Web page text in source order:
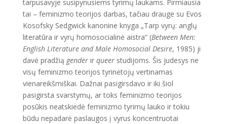
tarpusavyje susipynusiems tyrimų laukams. Pirmiausia
tai – feminizmo teorijos darbas, tačiau drauge su Evos
Kosofsky Sedgwick kanonine knyga „Tarp vyrų: anglų
literatūra ir vyrų homosocialinė aistra“ (Between Men:
English Literature and Male Homosocial Desire, 1985) ji
davė pradžią genderir queerstudijoms. Šis judesys ne
visų feminizmo teorijos tyrinėtojų vertinamas
vienareikšmiškai. Dažnai pasigirsdavo ir iki šiol
pasigirsta svarstymų, ar toks feminizmo teorijos
posūkis neatskiedė feminizmo tyrimų lauko ir tokiu
būdu nepadarė paslaugos į vyrus koncentruotai